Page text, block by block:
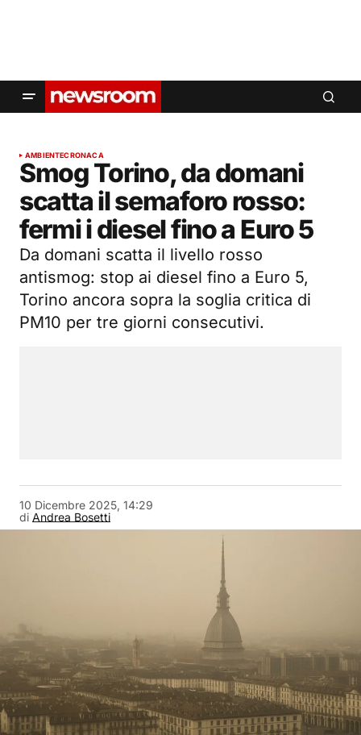
AMBIENTECRONACA
Smog Torino, da domani
scatta il semaforo rosso:
fermi i diesel fino a Euro 5
Da domani scatta il livello rosso
antismog: stop ai diesel fino a Euro 5,
Torino ancora sopra la soglia critica di
PM10 per tre giorni consecutivi.
di Andrea Bosetti
10 Dicembre 2025, 14:29